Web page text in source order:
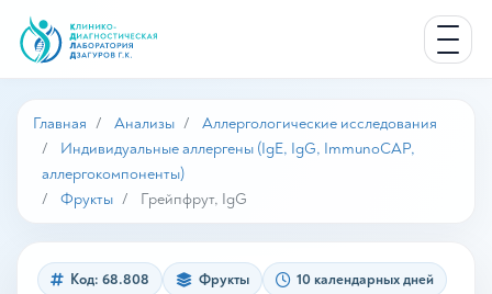
Главная Анализы
Аллергологические исследования
Индивидуальные аллергены (IgE, IgG, ImmunoCAP,
аллергокомпоненты)
Фрукты
Грейпфрут, IgG
Код: 68.808 Фрукты 10 календарных дней